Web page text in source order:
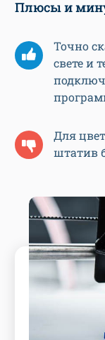
Плюсы и
Точно
свете и
Для
штатив